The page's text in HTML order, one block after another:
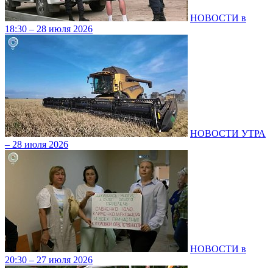
НОВОСТИ в
18:30 – 28 июля 2026
НОВОСТИ УТРА
– 28 июля 2026
НОВОСТИ в
20:30 – 27 июля 2026